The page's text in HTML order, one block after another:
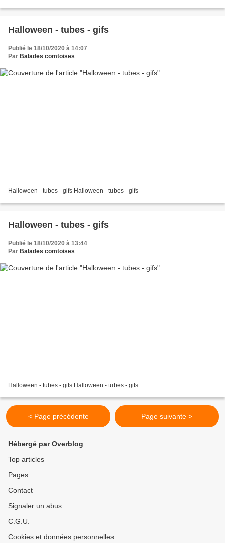
Halloween - tubes - gifs
Publié le 18/10/2020 à 14:07
Par Balades comtoises
Halloween - tubes - gifs Halloween - tubes - gifs
Halloween - tubes - gifs
Publié le 18/10/2020 à 13:44
Par Balades comtoises
Halloween - tubes - gifs Halloween - tubes - gifs
< Page précédente Page suivante >
Hébergé par Overblog
Top articles
Pages
Contact
Signaler un abus
C.G.U.
Cookies et données personnelles